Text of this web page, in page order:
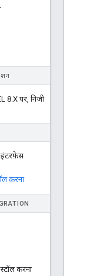
8.X पर, निजी
करना
करना